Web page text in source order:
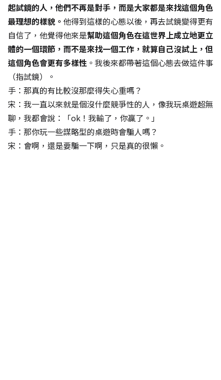
起試鏡的人，他們不再是對手，而是大家都是來找這個角色
最理想的樣貌。 他得到這樣的心態以後，再去試鏡變得更有
自信了，他覺得他來是幫助這個角色在這世界上成立地更立
體的一個環節，而不是來找一個工作，就算自己沒試上，但
這個角色會更有多樣性 。我後來都帶著這個心態去做這件事
（指試鏡）。
手：那真的有比較沒那麼得失心重嗎？
宋：我一直以來就是個沒什麼競爭性的人，像我玩桌遊超無
聊，我都會說：「ok！我輸了，你贏了。」
手：那你玩一些謀略型的桌遊時會騙人嗎？
宋：會啊，還是要騙一下啊，只是真的很懶。